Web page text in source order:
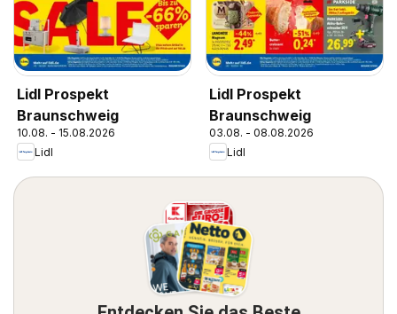
Lidl Prospekt
Braunschweig
10.08. - 15.08.2026
Lidl
Lidl Prospekt
Braunschweig
03.08. - 08.08.2026
Lidl